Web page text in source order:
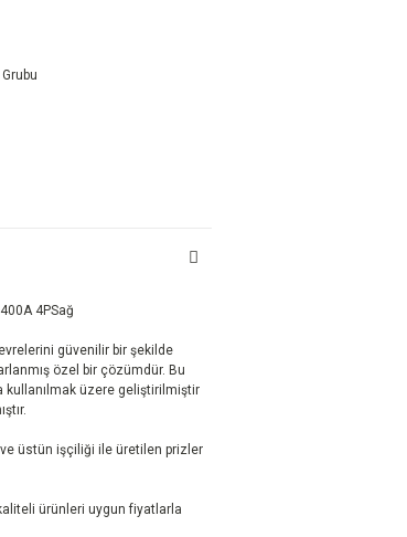
4PSağ
güvenilir bir şekilde
özel bir çözümdür. Bu
üzere geliştirilmiştir
ve üstün işçiliği ile üretilen prizler
ürünleri uygun fiyatlarla